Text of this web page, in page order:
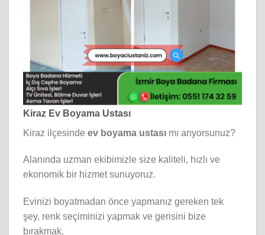
Kiraz Ev Boyama Ustası
Kiraz ilçesinde ev boyama ustası mı arıyorsunuz?
Alanında uzman ekibimizle size kaliteli, hızlı ve
ekonomik bir hizmet sunuyoruz.
Evinizi boyatmadan önce yapmanız gereken tek
şey, renk seçiminizi yapmak ve gerisini bize
bırakmak.